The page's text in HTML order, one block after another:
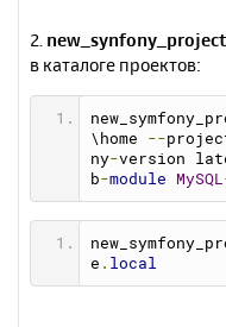
2. new_synfony_project
в каталоге проектов:
\home --
ny-version
b-module MySQL
e . local